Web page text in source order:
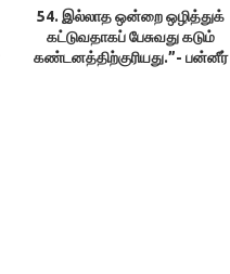
54. இல்லாத ஒன்றை ஒழித்துக்
கட்டுவதாகப் பேசுவது கடும்
கண்டனத்திற்குரியது.”- பன்னீர்